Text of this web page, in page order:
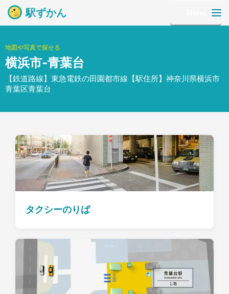
駅ずかん
地図や写真で探せる
横浜市-青葉台
【鉄道路線】東急電鉄の田園都市線【駅住所】神奈川県横浜市
青葉区青葉台
タクシーのりば